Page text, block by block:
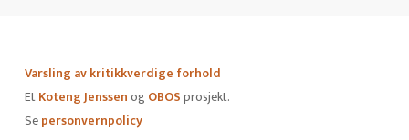
Varsling av kritikkverdige forhold
EtKoteng JenssenogOBOSprosjekt.
Sepersonvernpolicy